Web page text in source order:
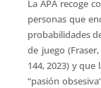
La APA recoge
personas que
probabilidades
de juego
144, 2023) y que
“pasión